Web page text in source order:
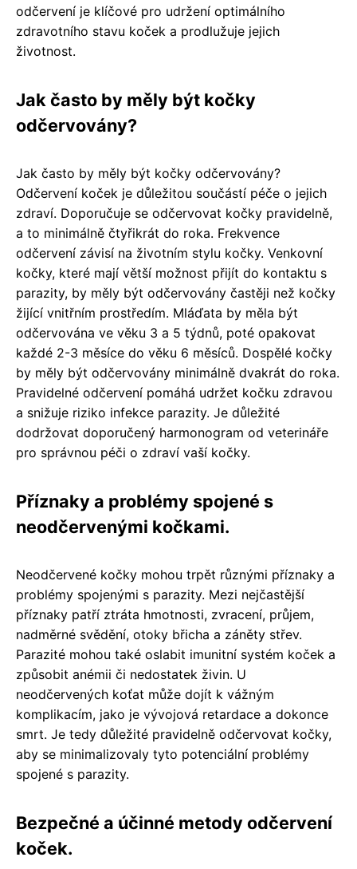
odčervení je klíčové pro udržení optimálního
zdravotního stavu koček a prodlužuje jejich
životnost.
Jak často by měly být kočky
odčervovány?
Jak často by měly být kočky odčervovány?
Odčervení koček je důležitou součástí péče o jejich
zdraví. Doporučuje se odčervovat kočky pravidelně,
a to minimálně čtyřikrát do roka. Frekvence
odčervení závisí na životním stylu kočky. Venkovní
kočky, které mají větší možnost přijít do kontaktu s
parazity, by měly být odčervovány častěji než kočky
žijící vnitřním prostředím. Mláďata by měla být
odčervována ve věku 3 a 5 týdnů, poté opakovat
každé 2-3 měsíce do věku 6 měsíců. Dospělé kočky
by měly být odčervovány minimálně dvakrát do roka.
Pravidelné odčervení pomáhá udržet kočku zdravou
a snižuje riziko infekce parazity. Je důležité
dodržovat doporučený harmonogram od veterináře
pro správnou péči o zdraví vaší kočky.
Příznaky a problémy spojené s
neodčervenými kočkami.
Neodčervené kočky mohou trpět různými příznaky a
problémy spojenými s parazity. Mezi nejčastější
příznaky patří ztráta hmotnosti, zvracení, průjem,
nadměrné svědění, otoky břicha a záněty střev.
Parazité mohou také oslabit imunitní systém koček a
způsobit anémii či nedostatek živin. U
neodčervených koťat může dojít k vážným
komplikacím, jako je vývojová retardace a dokonce
smrt. Je tedy důležité pravidelně odčervovat kočky,
aby se minimalizovaly tyto potenciální problémy
spojené s parazity.
Bezpečné a účinné metody odčervení
koček.